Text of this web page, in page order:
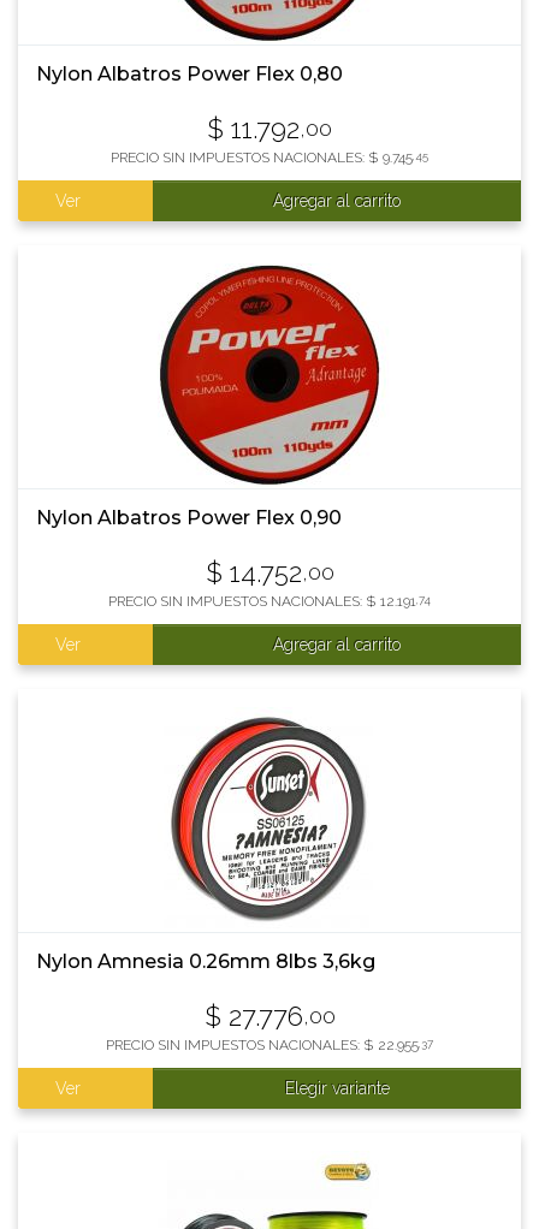
Nylon Albatros Power Flex 0,80
$ 11.792,00
PRECIO SIN IMPUESTOS NACIONALES: $ 9.745 ,45
Ver Agregar al carrito
Nylon Albatros Power Flex 0,90
$ 14.752,00
PRECIO SIN IMPUESTOS NACIONALES: $ 12.191,74
Ver Agregar al carrito
Nylon Amnesia 0.26mm 8lbs 3,6kg
$ 27.776,00
PRECIO SIN IMPUESTOS NACIONALES: $ 22.955 ,37
Ver Elegir variante